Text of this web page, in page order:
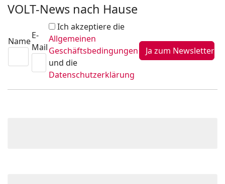
VOLT-News nach Hause
Name
E-
Mail
Ich akzeptiere die
Allgemeinen
Geschäftsbedingungen
und die
Datenschutzerklärung